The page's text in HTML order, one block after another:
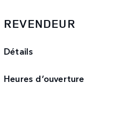
REVENDEUR
Détails
Heures d’ouverture